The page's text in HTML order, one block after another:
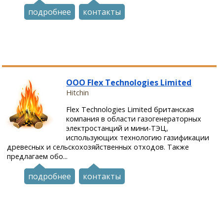
подробнее контакты
ООО Flex Technologies Limited
Hitchin
Flex Technologies Limited британская
компания в области газогенераторных
электростанций и мини-ТЭЦ,
использующих технологию газификации
древесных и сельскохозяйственных отходов. Также
предлагаем обо...
подробнее контакты